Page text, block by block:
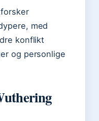
med
konflikt
og personlige